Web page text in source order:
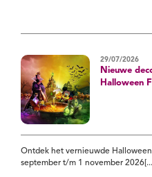
29/07/2026
Nieuwe
Halloween
Ontdek het vernieuwde
september t/m 1 november 2026[...]